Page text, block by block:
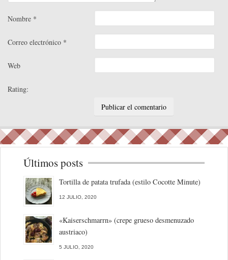
Nombre *
Correo electrónico *
Web
Rating:
Últimos posts
Tortilla de patata trufada (estilo Cocotte Minute)
12 JULIO, 2020
«Kaiserschmarrn» (crepe grueso desmenuzado
austriaco)
5 JULIO, 2020